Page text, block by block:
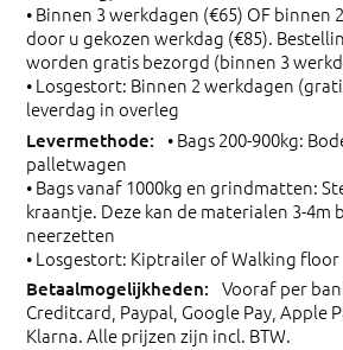
• Binnen 3 werkdagen (€65) OF binnen
door u gekozen werkdag (€85).
worden gratis bezorgd (binnen 3
• Losgestort: Binnen 2 werkdagen
leverdag in overleg
• Bags 200-900kg:
palletwagen
• Bags vanaf 1000kg en grindmatten:
kraantje. Deze kan de materialen 3-4m
neerzetten
• Losgestort: Kiptrailer of Walking floor
Vooraf per
Creditcard, Paypal, Google Pay, Apple
Klarna. Alle prijzen zijn incl. BTW.